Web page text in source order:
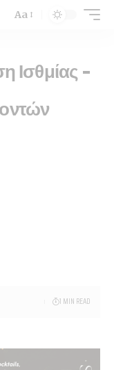
Aa
Ισθμίας –
1 MIN READ